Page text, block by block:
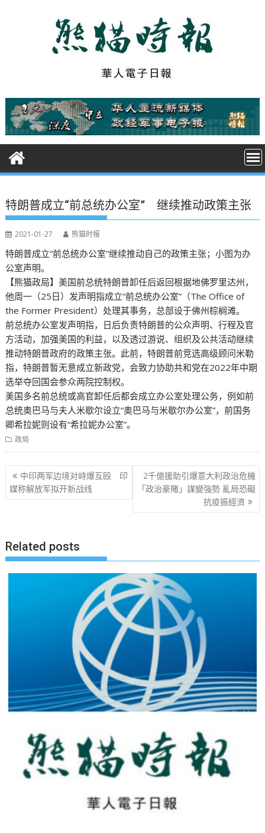
t
特朗普成立“前总统办公室” 继续推动政策主张
2021-01-27 熊猫时报
特朗普成立“前总统办公室”继续推动自己的政策主张；小图为办
公室声明。
【熊猫政局】美国前总统特朗普卸任后返回根据地佛罗里达州，
他周一（25日）发声明指成立“前总统办公室”（The Office of
the Former President）处理其事务，总部设于佛州棕榈滩。
前总统办公室发声明指，日后负责特朗普的公众声明、行程及官
方活动，加强美国的利益，以及透过游说、组织及公共活动继续
推动特朗普政府的政策主张。此前，特朗普前竞选高级顾问米勒
指，特朗普暂无意成立新政党，会致力协助共和党在2022年中期
选举夺回国会参众两院控制权。
美国多名前总统或高官卸任后都会成立办公室处理公务，例如前
总统奥巴马与夫人米歇尔设立“奥巴马与米歇尔办公室”，前国务
卿希拉妮则设有“希拉妮办公室”。
政局
文
章
中印两军边境对峙爆互殴 印
媒称解放军拟开新战线
2千億援助引爆意大利政治危機
「政治豪賭」謀變強勢 亂局恐礙
抗疫振經濟
Related posts